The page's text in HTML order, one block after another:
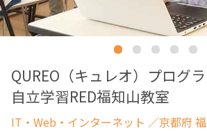
QUREO（キュレオ）プログ
自立学習RED福知山教室
IT・Web・インターネット ／京都府